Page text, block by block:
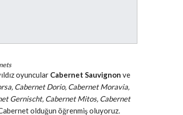
oyuncular Cabernet Sauvignon ve
Cabernet Dorio, Cabernet Moravia,
Gernischt, Cabernet Mitos, Cabernet
olduğun öğrenmiş oluyoruz.